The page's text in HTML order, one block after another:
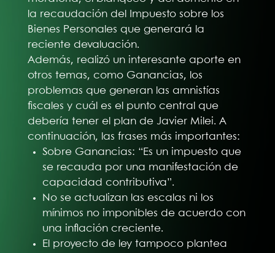
la recaudación del Impuesto sobre los
Bienes Personales que generará la
reciente devaluación.
Además, realizó un interesante aporte en
otros temas, como Ganancias, los
problemas que generan las amnistías
fiscales y cuál es el punto central que
debería tener el plan de Javier Milei. A
continuación, las frases más importantes:
Sobre Ganancias: “Es un impuesto que
se recauda por una manifestación de
capacidad contributiva”.
No se actualizan las escalas ni los
mínimos no imponibles de acuerdo con
una inflación creciente.
El proyecto de ley tampoco plantea